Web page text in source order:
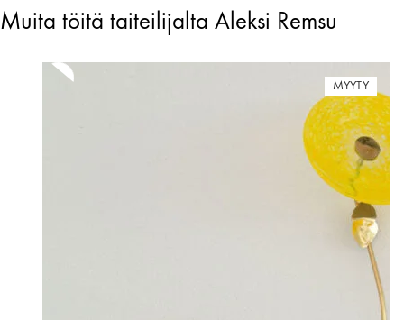
Muita töitä taiteilijalta Aleksi Remsu
MYYTY